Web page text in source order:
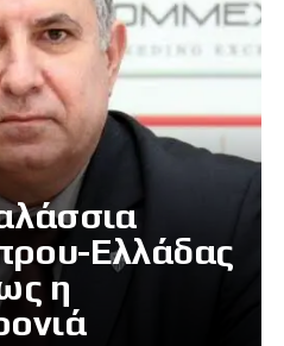
Ελλάδας
η